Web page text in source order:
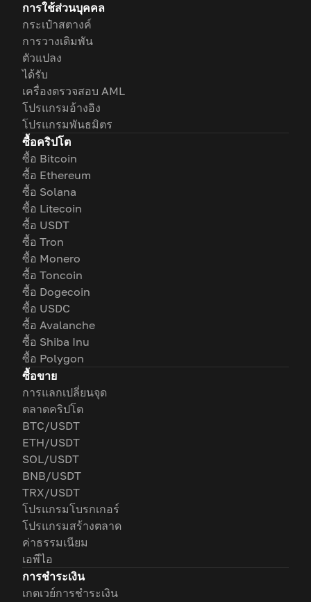
การใช้ส่วนบุคคล
กระเป๋าสตางค์
การวางเดิมพัน
ตัวแปลง
ได้รับ
เครื่องตรวจสอบ AML
โปรแกรมอ้างอิง
โปรแกรมพันธมิตร
ซื้อคริปโต
ซื้อ Bitcoin
ซื้อ Ethereum
ซื้อ Solana
ซื้อ Litecoin
ซื้อ USDT
ซื้อ Tron
ซื้อ Monero
ซื้อ Toncoin
ซื้อ Dogecoin
ซื้อ USDC
ซื้อ Avalanche
ซื้อ Shiba Inu
ซื้อ Polygon
ซื้อขาย
การแลกเปลี่ยนจุด
ตลาดคริปโต
BTC/USDT
ETH/USDT
SOL/USDT
BNB/USDT
TRX/USDT
โปรแกรมโบรกเกอร์
โปรแกรมสร้างตลาด
ค่าธรรมเนียม
เอพีไอ
การชำระเงิน
เกตเวย์การชำระเงิน